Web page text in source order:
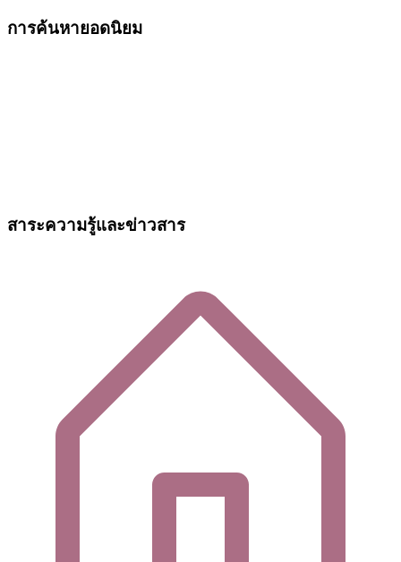
การค้นหายอดนิยม
สาระความรู้และข่าวสาร